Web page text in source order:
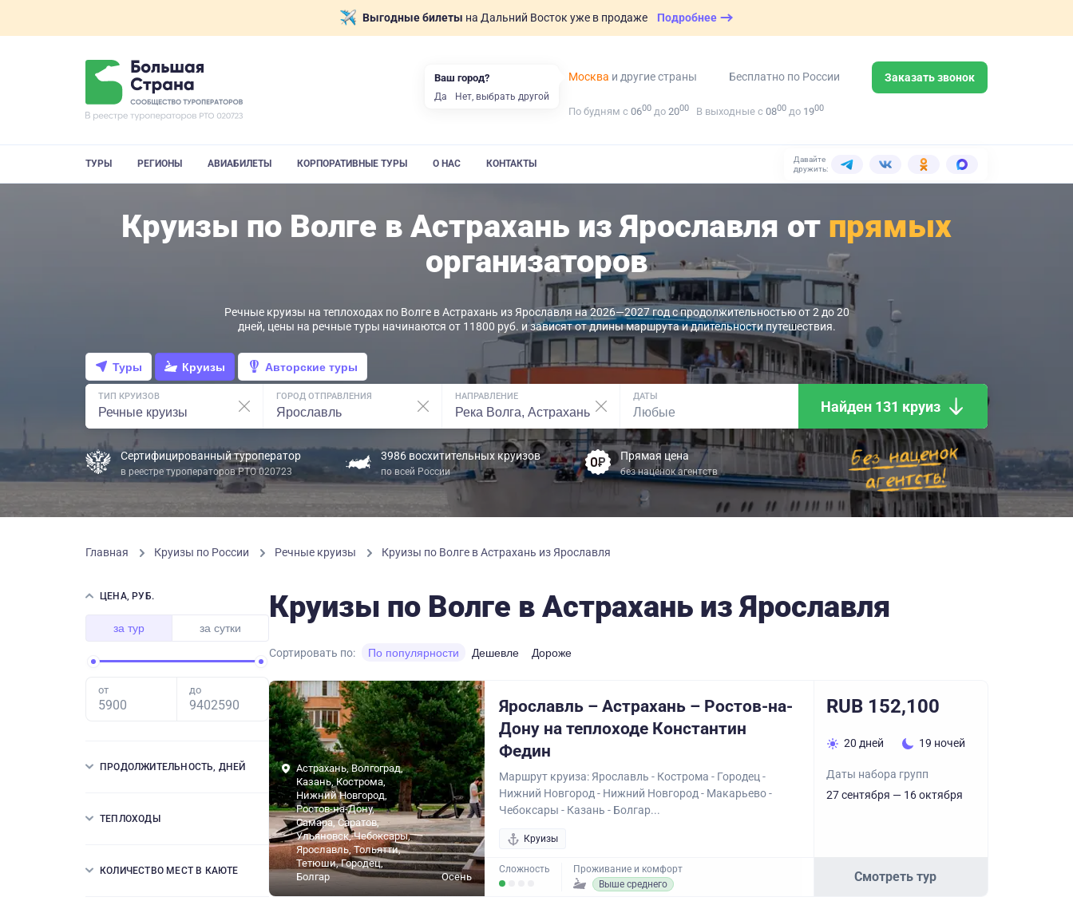
Выгодные билеты на Дальний Восток уже в продаже Подробнее
Москва и другие страны Бесплатно по России Заказать звонок
По будням с 0600 до 2000 В выходные с 0800 до 1900
ТУРЫ РЕГИОНЫ АВИАБИЛЕТЫ КОРПОРАТИВНЫЕ ТУРЫ О НАС КОНТАКТЫ
Давайте
дружить:
Круизы по Волге в Астрахань из Ярославля от прямых
организаторов
Речные круизы на теплоходах по Волге в Астрахань из Ярославля на 2026—2027 год с продолжительностью от 2 до 20
дней, цены на речные туры начинаются от 11800 руб. и зависят от длины маршрута и длительности путешествия.
Туры Круизы Авторские туры
ТИП КРУИЗОВ ГОРОД ОТПРАВЛЕНИЯ НАПРАВЛЕНИЕ ДАТЫ
Найден 131 круиз
Сертифицированный туроператор
в реестре туроператоров РТО 020723
3986 восхитительных круизов
по всей России
Прямая цена
без наценок агентств
Главная Круизы по России Речные круизы Круизы по Волге в Астрахань из Ярославля
ЦЕНА, РУБ.
за тур за сутки
от до
ПРОДОЛЖИТЕЛЬНОСТЬ, ДНЕЙ
ТЕПЛОХОДЫ
КОЛИЧЕСТВО МЕСТ В КАЮТЕ
Круизы по Волге в Астрахань из Ярославля
Сортировать по: По популярности Дешевле Дороже
Астрахань, Волгоград,
Казань, Кострома,
Нижний Новгород,
Ростов-на-Дону,
Самара, Саратов,
Ульяновск, Чебоксары,
Ярославль, Тольятти,
Тетюши, Городец,
Болгар
Осень
Ярославль – Астрахань – Ростов-на-
Дону на теплоходе Константин
Федин
Маршрут круиза: Ярославль - Кострома - Городец -
Нижний Новгород - Нижний Новгород - Макарьево -
Чебоксары - Казань - Болгар...
Круизы
Сложность
Проживание и комфорт
Выше среднего
RUB 152,100
20 дней 19 ночей
Даты набора групп
27 сентября — 16 октября
Смотреть тур
Ваш город?
Да Нет, выбрать другой